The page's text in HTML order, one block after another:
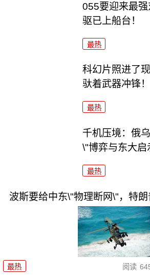
055要迎来最
驱已上船台！
最热
科幻片照进了
驮着武器冲锋！
最热
千机压境：俄
\"博弈与东大启
最热
波斯要给中东\"物理断网\"，特朗
最热 阅读